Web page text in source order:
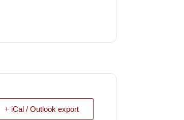
+ iCal / Outlook export